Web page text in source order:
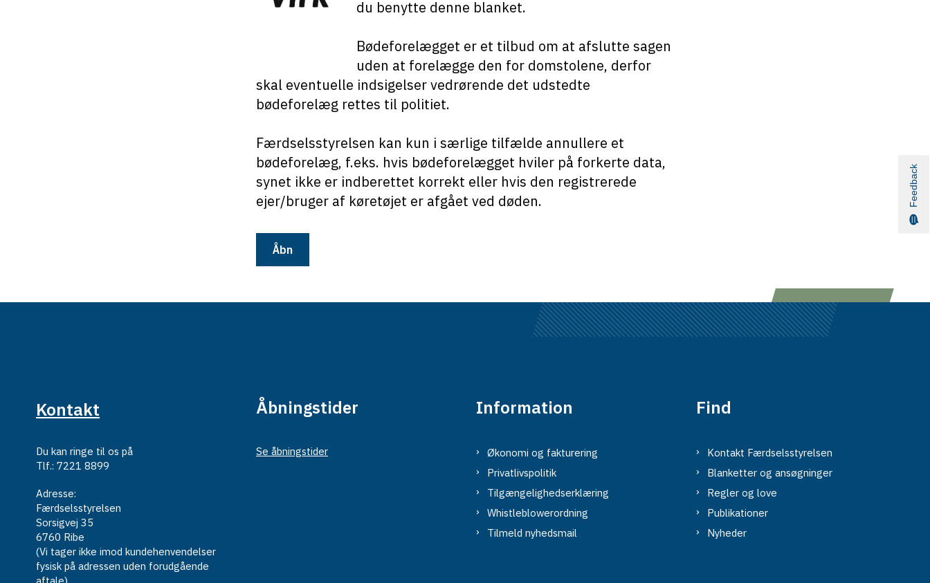
du benytte denne blanket.
Bødeforelægget er et tilbud om at afslutte sagen
uden at forelægge den for domstolene, derfor
skal eventuelle indsigelser vedrørende det udstedte
bødeforelæg rettes til politiet.
Færdselsstyrelsen kan kun i særlige tilfælde annullere et
bødeforelæg, f.eks. hvis bødeforelægget hviler på forkerte data,
synet ikke er indberettet korrekt eller hvis den registrerede
ejer/bruger af køretøjet er afgået ved døden.
Åbn
Kontakt Åbningstider Information Find
Du kan ringe til os på
Tlf.: 7221 8899
Adresse:
Færdselsstyrelsen
Sorsigvej 35
6760 Ribe
(Vi tager ikke imod kundehenvendelser
fysisk på adressen uden forudgående
Se åbningstider
Økonomi og fakturering
Privatlivspolitik
Tilgængelighedserklæring
Whistleblowerordning
Tilmeld nyhedsmail
Kontakt Færdselsstyrelsen
Blanketter og ansøgninger
Regler og love
Publikationer
Nyheder
Feedback